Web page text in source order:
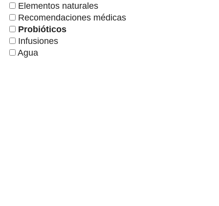
Elementos naturales
Recomendaciones médicas
Probióticos
Infusiones
Agua